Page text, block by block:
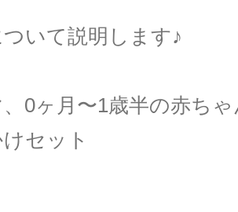
て説明します♪
0ヶ月〜1歳半の赤ち
セット